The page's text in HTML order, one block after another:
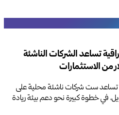
تساعد الشركات الناشئة
من الاستثمارات
تساعد ست شركات ناشئة محلية على
في خطوة كبيرة نحو دعم بيئة ريادة